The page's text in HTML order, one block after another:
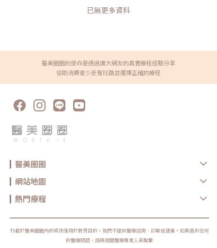
品牌陸續亮相，如e.p.t.q蜂巢玻尿酸以及韓國藝人孫藝珍代言的
Neuramis仙女玻尿酸。小編預測市場上近期要崛起的是新的膠原蛋白
撫平皺紋方面表現出色。令人驚豔的是，還具有高度的相容性，不易形
問世，不斷刷新市場動態，對愛美民眾而言確實是一大福音！同時也為
診所和醫師帶來相當大的挑戰，必須不斷精進新技術並培養精準的專業
眼光，才能確保民眾有更優質療程體驗和理想的效果。最終，小編要提
醒大家，醫療並非單純的商業交易，所有的療程都伴隨著風險。因此，
性。※上述適應症外應用範圍純為醫師個人經驗分享，民眾施作療程前
應理性判斷並審慎選擇。微針電波、鳳凰電波、海芙音波的效果比較微
皮，微針電波更柔和舒適，不需冷卻系統，且能直接釋放能量到真皮
療程，會在皮膚上留下小傷口。如果護理不當，可能會增加感染風險。
療程後可能出現短期的不適，如瘀傷、腫脹或發紅。此外，療程後應避
免高溫環境和長時間曝曬。微針電波治療前後重要事項術前事項 療程前
2週避免日曬。 療程前24小時內不要飲酒。 療程前一週避免去角質和
請告知醫師。術後事項 療程後保濕防曬，外出使用SPF30以上的防曬產
品。 療程後4到6小時再清洗皮膚，敏感肌膚隔天再清洗。 療程後一週
部清潔，避免摳抓皮膚。 療程後可能會有紅腫和疼痛，可使用鎮定保濕
產品。微針電波Q&AQ1：微針電波會痛嗎？屬於微侵入性方式，並採
用的醫療級24K金不銹鋼針極細小，因此過程中疼痛感較低。此外，在
施行前，常會使用局部麻醉等方法，以提升整體療程的舒適度。Q2：
建議2-3次療程，每次間隔4到6週，約一週後可見效果，1個月後效果
但受個人生活習慣和保養影響。Q5：微針電波適合所有膚質嗎？適用
範圍廣，但需經專業醫師評估後量身定制療程計畫。微針電波案例分享
甚至需要進行風險較高的拉皮手術。然而，隨著科技的進步，現在有了
微針電波，，無需冒手術風險，讓我們有了更安全、更有效的選擇，讓
參考文獻 Dermatol Surg. 2021 Jun 1;47(6):755-761. Int J
(市場上大多的微針電波為雙極設計)，治療時需在人體上貼上導電片，
使得治療探頭發出的能量能夠一致性的往深層肌底發送，不會像雙極電
電波的輸出能量會不均勻、不穩定，然而BTL EXION時空E電波具有專
利AI技術，能夠在輸出脈衝時，在毫秒內偵測阻抗並且完成AI計算，自
動根據阻抗調整脈衝時間，以達到適合的輸出能量，減少多餘的組織傷
害。（圖／杰膚美診所-李杰年醫師提供）專利延伸模式(Extended
度，鳳凰電波的治療深度只有4.3mm，他牌微針電波最深治療目前也
針尖再往下多了4mm的加熱深度，配合最深4mm的進針，最深可達
8mm (4+4)深入脂肪層，因此不只對於較肥厚的肉肉臉有更好的除皺緊
膚效果，還能夠治療身體紋路如妊娠紋、肥胖紋等等。在臉上如果更因
提，緊膚除皺。（圖／杰膚美診所-李杰年醫師提供）杰膚美診所時空E
電波學術交流里程碑20250112馬來西亞BTL Aesthetics Asia
Masterclassu亞洲醫美專家交流會20241010李杰年院長至馬來西亞分
CHAUME′XO(外泌體)（圖／杰膚美診所-李杰年醫師提供）推薦時空E
電波改善膚質、消除皺紋雙效合一時空E電波BTL EXION與鳳凰電波一
且具有AI智能偵測系統，精準安全的輸出能量，使用微針能針對凹凸不
電波的治療極限，治療深度達8mm，能夠淺、中、深的改善肌膚問
題，卻又不傷表皮，因此成為熱門的電波拉皮推薦選項，如果只能夠選
已無更多資料
醫美圈圈的使命是透過廣大網友的真實療程經驗分享
協助消費者少走冤枉路並選擇正確的療程
醫美圈圈
網站地圖
熱門療程
刊載於醫美圈圈內的資訊僅用於教育目的。我們不提供醫療諮詢、診斷或建議。如果遇到任何
的醫療問題，請與相關醫療專業人員聯繫